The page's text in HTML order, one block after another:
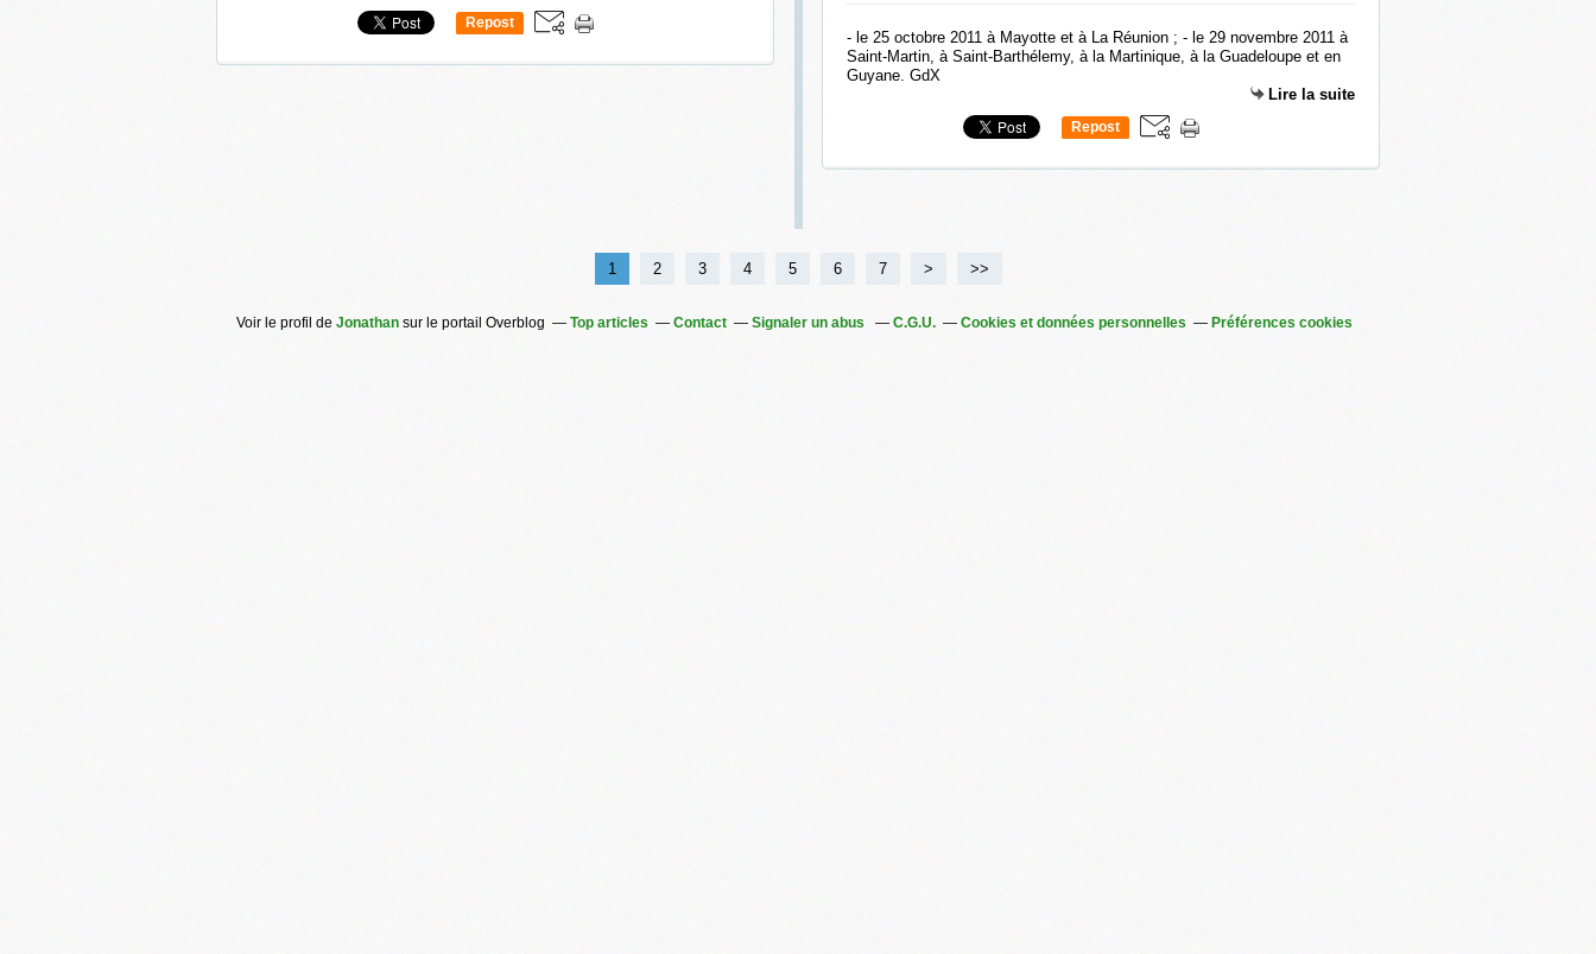
Repost
- le 25 octobre 2011 à Mayotte et à La Réunion ; - le 29 novembre 2011 à
Saint-Martin, à Saint-Barthélemy, à la Martinique, à la Guadeloupe et en
Guyane. GdX
Lire la suite
Repost
1 2 3 4 5 6 7 > >>
Voir le profil de Jonathan sur le portail Overblog Top articles Contact Signaler un abus C.G.U. Cookies et données personnelles Préférences cookies